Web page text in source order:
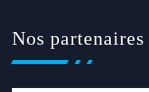
Nos partenaires